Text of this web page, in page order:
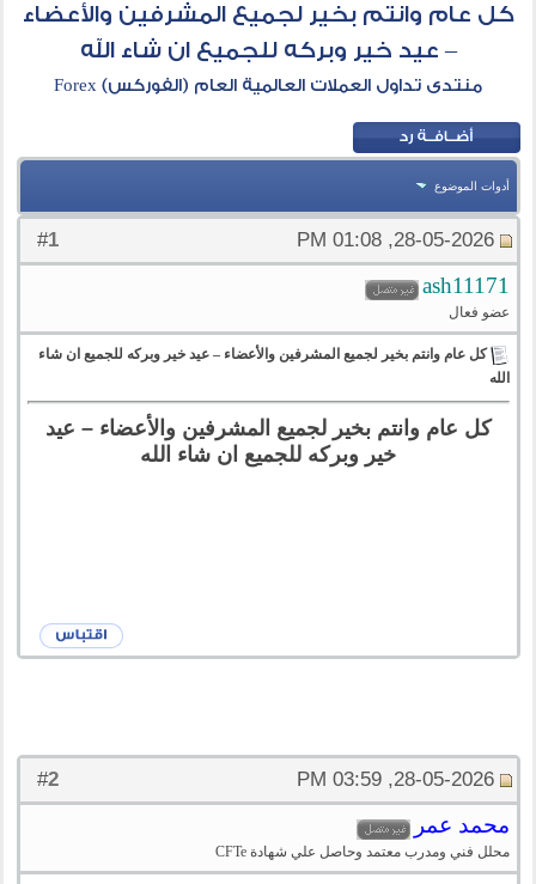
كل عام وانتم بخير لجميع المشرفين والأعضاء
– عيد خير وبركه للجميع ان شاء الله
منتدى تداول العملات العالمية العام (الفوركس) Forex
أدوات الموضوع
#
1 28-05-2026, 01:08 PM
ash11171
عضو فعال
كل عام وانتم بخير لجميع المشرفين والأعضاء – عيد خير وبركه للجميع ان شاء
الله
كل عام وانتم بخير لجميع المشرفين والأعضاء – عيد
خير وبركه للجميع ان شاء الله
#
2 28-05-2026, 03:59 PM
محمد عمر
محلل فني ومدرب معتمد وحاصل علي شهادة CFTe